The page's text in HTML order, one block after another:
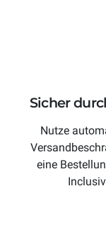
Sicher
Nutze
eine